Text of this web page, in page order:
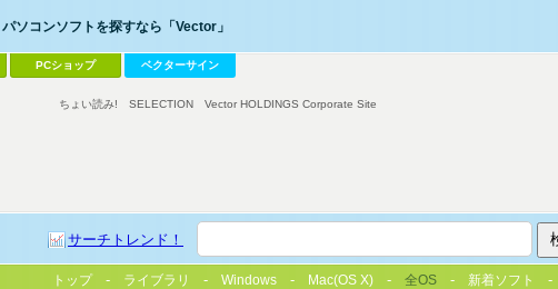
パソコンソフトを探すなら「Vector」
PCショップ ベクターサイン
サーチトレンド！
ちょい読み! SELECTION Vector HOLDINGS Corporate Site
トップ ライブラリ Windows Mac(OS X) 全OS 新着ソフト